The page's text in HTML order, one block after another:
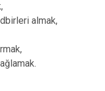
almak,